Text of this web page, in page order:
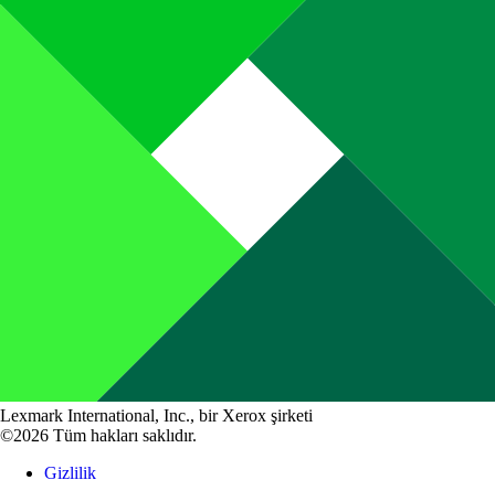
Lexmark International, Inc., bir Xerox şirketi
©2026 Tüm hakları saklıdır.
Gizlilik